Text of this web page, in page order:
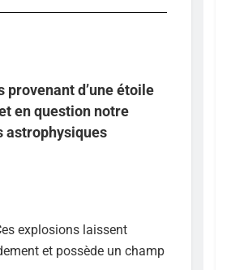
provenant d’une étoile
en question notre
astrophysiques
explosions laissent
et possède un champ